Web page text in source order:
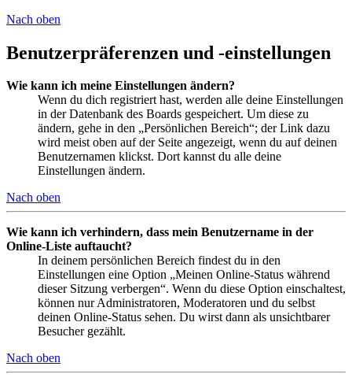
Nach oben
Benutzerpräferenzen und -einstellungen
Wie kann ich meine Einstellungen ändern?
Wenn du dich registriert hast, werden alle deine Einstellungen
in der Datenbank des Boards gespeichert. Um diese zu
ändern, gehe in den „Persönlichen Bereich“; der Link dazu
wird meist oben auf der Seite angezeigt, wenn du auf deinen
Benutzernamen klickst. Dort kannst du alle deine
Einstellungen ändern.
Nach oben
Wie kann ich verhindern, dass mein Benutzername in der
Online-Liste auftaucht?
In deinem persönlichen Bereich findest du in den
Einstellungen eine Option „Meinen Online-Status während
dieser Sitzung verbergen“. Wenn du diese Option einschaltest,
können nur Administratoren, Moderatoren und du selbst
deinen Online-Status sehen. Du wirst dann als unsichtbarer
Besucher gezählt.
Nach oben